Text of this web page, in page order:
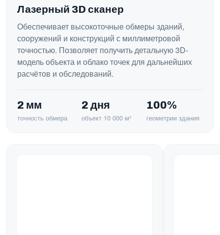
Лазерный 3D сканер
Обеспечивает высокоточные обмеры зданий,
сооружений и конструкций с миллиметровой
точностью. Позволяет получить детальную 3D-
модель объекта и облако точек для дальнейших
расчётов и обследований.
2 мм
точность обмера
2 дня
объект 10 000 м²
100%
геометрии здания